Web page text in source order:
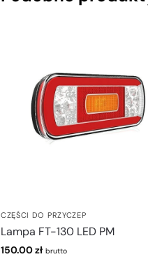
CZĘŚCI DO PRZYCZEP
Lampa FT-130 LED PM
150.00zł brutto